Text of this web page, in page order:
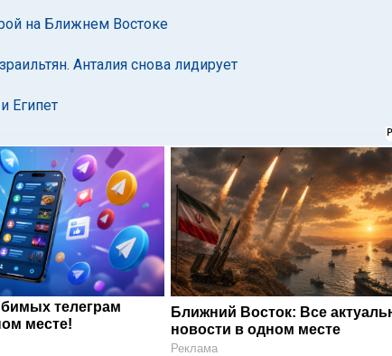
на Ближнем Востоке
Анталия снова лидирует
Египет
телеграм
месте!
Ближний Восток: Все
новости в одном месте
Реклама